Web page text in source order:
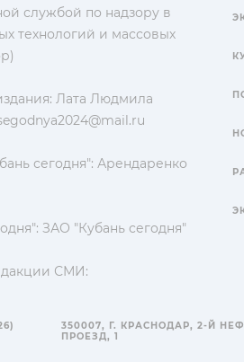
службой по надзору в
технологий и массовых
Лата Людмила
сегодня": Арендаренко
ЗАО "Кубань сегодня"
СМИ:
350007, Г. КРАСНОДАР, 2-Й
ПРОЕЗД, 1